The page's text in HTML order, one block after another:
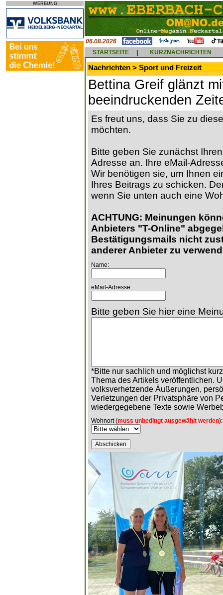
WERBUNG
06.08.2026
STARTSEITE
KURZNACHRICHTEN
Nachrichten > Sport und Freizeit
Bettina Greif glänzt
beeindruckenden
Es freut uns, dass Sie zu
möchten.
Bitte geben Sie zunächst
Adresse an. Ihre eMail-
Wir benötigen sie, um Ihnen
Ihres Beitrags zu schicken.
wenn Sie unten auch eine
ACHTUNG: Meinungen
Anbieters "T-Online"
Bestätigungsmails nicht
anderer Anbieter zu
Name:
eMail-Adresse:
Bitte geben Sie hier eine
*Bitte nur sachlich und möglichst
Thema des Artikels veröffentlichen.
volksverhetzende Äußerungen,
Verletzungen der Privatsphäre von
wiedergegebene Texte sowie
Wohnort (muss unbedingt ausgewählt werden):